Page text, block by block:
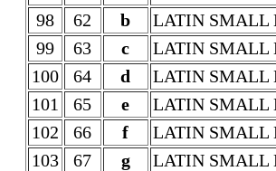
98
62 b
LATIN SMALL
99
63 c
LATIN SMALL
100
64 d
LATIN SMALL
101
65 e
LATIN SMALL
102
66 f
LATIN SMALL
103
67 g
LATIN SMALL